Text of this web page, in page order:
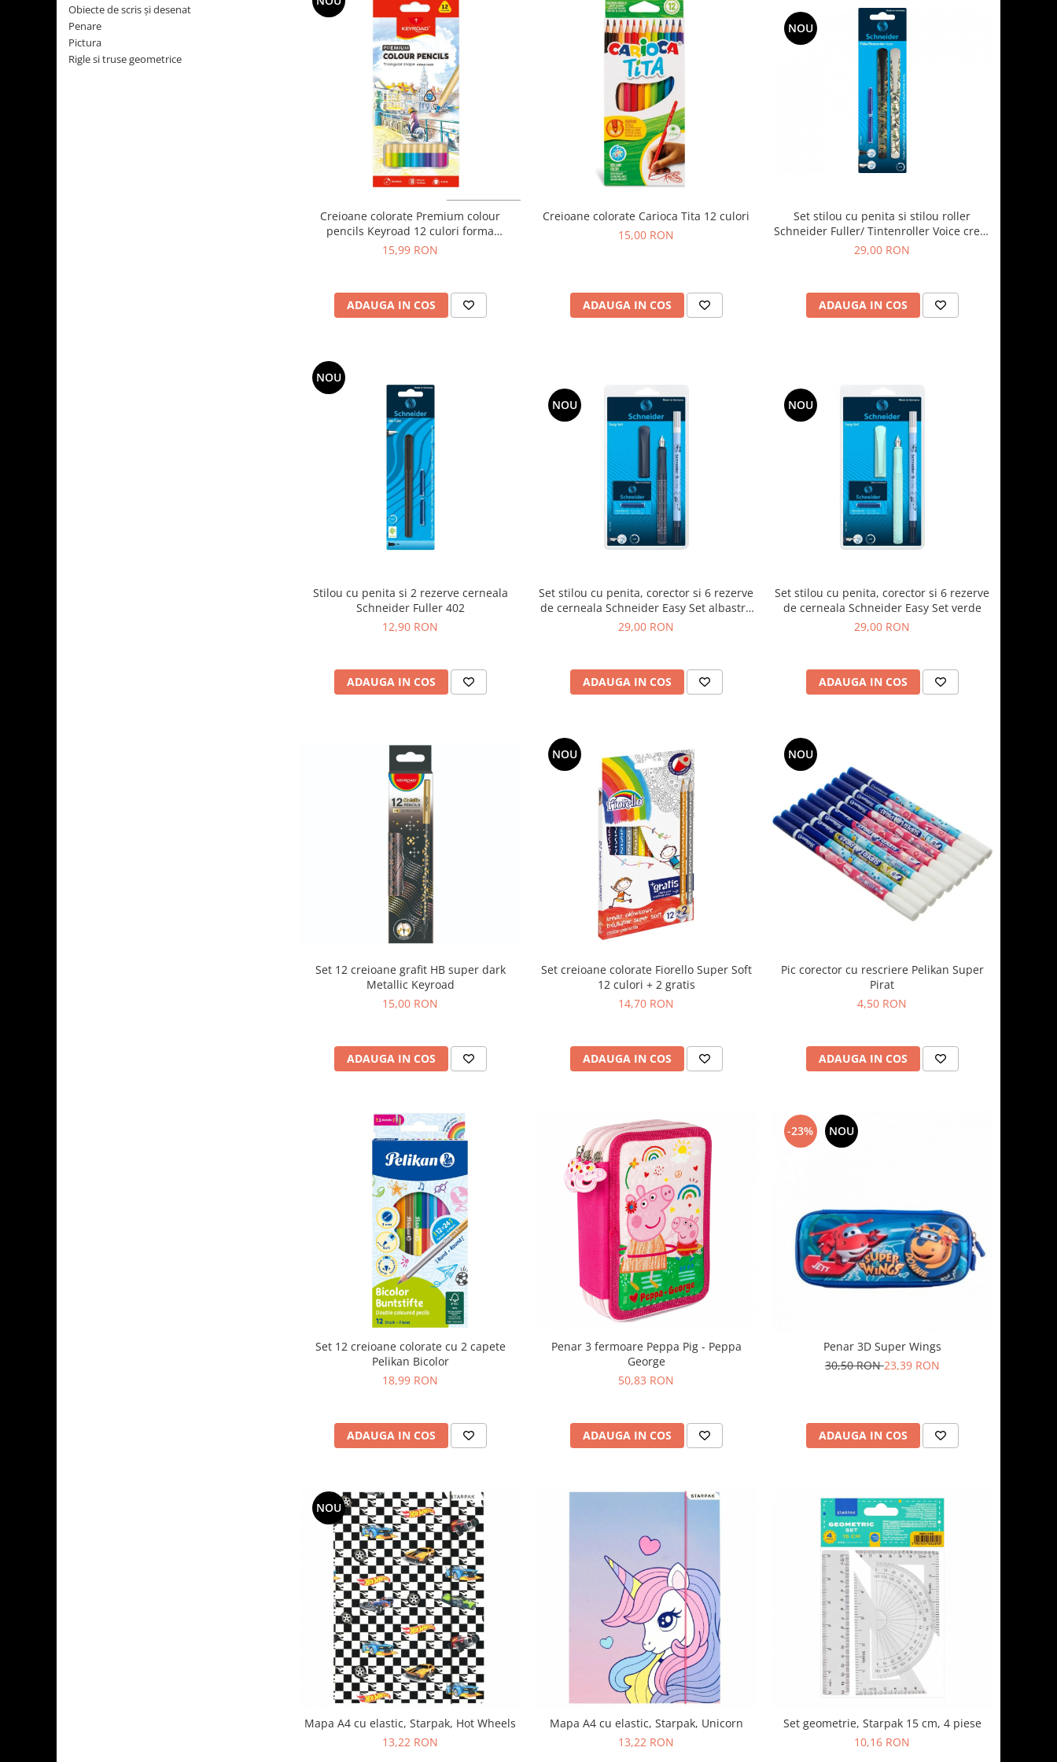
Obiecte de scris și desenat
Penare
Pictura
Rigle si truse geometrice
Creioane colorate Premium colour
pencils Keyroad 12 culori forma
triunghiulara
15,99 RON
ADAUGA IN COS
Creioane colorate Carioca Tita 12 culori
15,00 RON
ADAUGA IN COS
NOU
Set stilou cu penita si stilou roller
Schneider Fuller/ Tintenroller Voice crem
si negru
29,00 RON
ADAUGA IN COS
NOU
Stilou cu penita si 2 rezerve cerneala
Schneider Fuller 402
12,90 RON
ADAUGA IN COS
NOU
Set stilou cu penita, corector si 6 rezerve
de cerneala Schneider Easy Set albastru
inchis
29,00 RON
ADAUGA IN COS
NOU
Set stilou cu penita, corector si 6 rezerve
de cerneala Schneider Easy Set verde
29,00 RON
ADAUGA IN COS
Set 12 creioane grafit HB super dark
Metallic Keyroad
15,00 RON
ADAUGA IN COS
NOU
Set creioane colorate Fiorello Super Soft
12 culori + 2 gratis
14,70 RON
ADAUGA IN COS
NOU
Pic corector cu rescriere Pelikan Super
Pirat
4,50 RON
ADAUGA IN COS
Set 12 creioane colorate cu 2 capete
Pelikan Bicolor
18,99 RON
ADAUGA IN COS
Penar 3 fermoare Peppa Pig - Peppa
George
50,83 RON
ADAUGA IN COS
-23% NOU
Penar 3D Super Wings
30,50 RON23,39 RON
ADAUGA IN COS
NOU
Mapa A4 cu elastic, Starpak, Hot Wheels
13,22 RON
Mapa A4 cu elastic, Starpak, Unicorn
13,22 RON
Set geometrie, Starpak 15 cm, 4 piese
10,16 RON